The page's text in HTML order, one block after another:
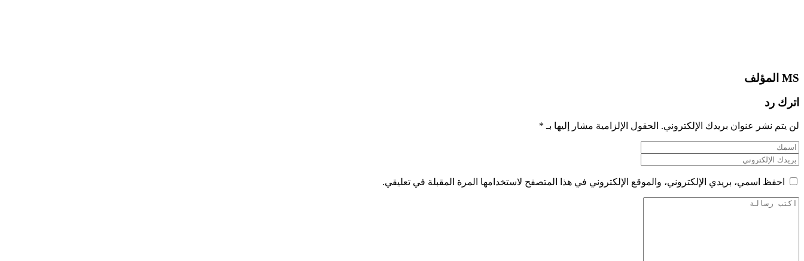
MS المؤلف
اترك رد
لن يتم نشر عنوان بريدك الإلكتروني. الحقول الإلزامية مشار إليها بـ *
احفظ اسمي، بريدي الإلكتروني، والموقع الإلكتروني في هذا المتصفح لاستخدامها المرة المقبلة في تعليقي.